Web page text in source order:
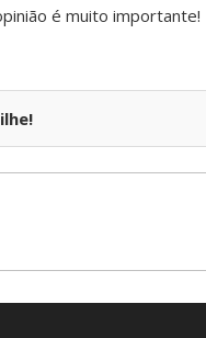
é muito importante!